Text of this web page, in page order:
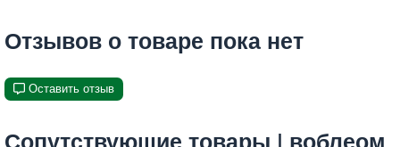
Отзывов о товаре пока нет
Оставить отзыв